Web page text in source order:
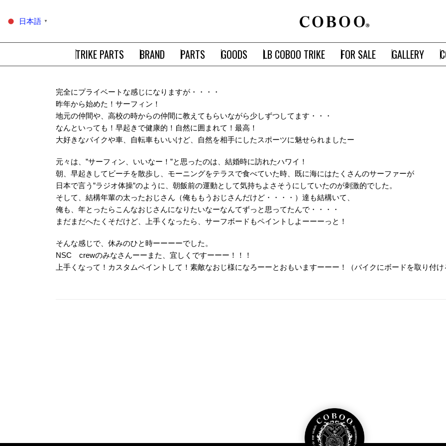
日本語 ▼
TRIKE PARTS BRAND PARTS GOODS LB COBOO TRIKE FOR SALE GALLERY
完全にプライベートな感じになりますが・・・・
昨年から始めた！サーフィン！
地元の仲間や、高校の時からの仲間に教えてもらいながら少しずつしてます・・・
なんといっても！早起きで健康的！自然に囲まれて！最高！
大好きなバイクや車、自転車もいいけど、自然を相手にしたスポーツに魅せられましたー
元々は、”サーフィン、いいなー！”と思ったのは、結婚時に訪れたハワイ！
朝、早起きしてビーチを散歩し、モーニングをテラスで食べていた時、既に海にはたくさんのサーファーが
日本で言う”ラジオ体操”のように、朝飯前の運動として気持ちよさそうにしていたのが刺激的でした。
そして、結構年輩の太ったおじさん（俺ももうおじさんだけど・・・・）達も結構いて、
俺も、年とったらこんなおじさんになりたいなーなんてずっと思ってたんで・・・・
まだまだへたくそだけど、上手くなったら、サーフボードもペイントしよーーーっと！
そんな感じで、休みのひと時ーーーーでした。
NSC crewのみなさんーーまた、宜しくですーーー！！！
上手くなって！カスタムペイントして！素敵なおじ様になろーーとおもいますーーー！（バイクにボードを取り付け